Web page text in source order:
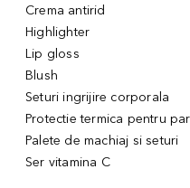
Crema antirid
Highlighter
Lip gloss
Blush
Seturi ingrijire corporala
Protectie termica pentru par
Palete de machiaj si seturi
Ser vitamina C